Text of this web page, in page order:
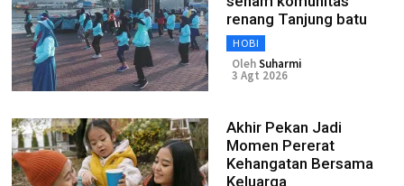
renang Tanjung batu
HOBI
OlehSuharmi
3 Agt 2026
Akhir Pekan Jadi
Momen Pererat
Kehangatan Bersama
Keluarga